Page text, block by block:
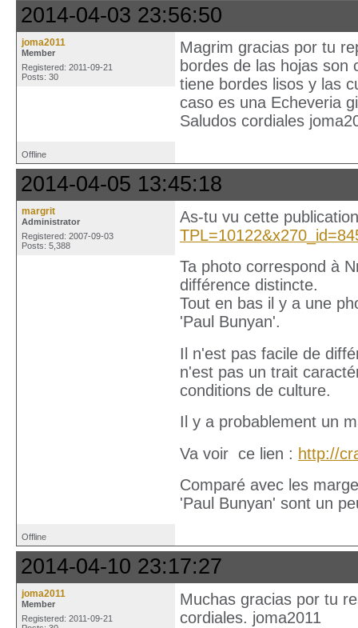
2014-04-03 23:56:50
joma2011
Member
Registered: 2011-09-21
Posts: 30
Magrim gracias por tu
bordes de las hojas son
tiene bordes lisos y las
caso es una Echeveria
Saludos cordiales
Offline
2014-04-05 13:45:18
margrit
Administrator
Registered: 2007-09-03
Posts: 5,388
As-tu vu cette
Ta photo correspond à
différence distincte.
Tout en bas il y a une
'Paul Bunyan'.
Il n'est pas facile de
n'est pas un trait
conditions de culture.
Il y a probablement un
Va voir ce lien : http://
Comparé avec les
'Paul Bunyan' sont un
Offline
2014-04-10 23:17:27
joma2011
Member
Registered: 2011-09-21
Muchas gracias por tu
cordiales. joma2011